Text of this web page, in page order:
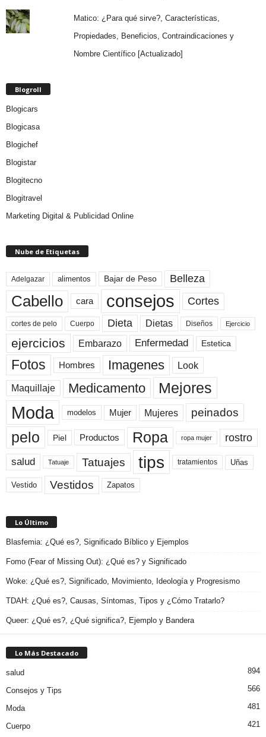
Matico: ¿Para qué sirve?, Características,
Propiedades, Beneficios, Contraindicaciones y
Nombre Científico [Actualizado]
Blogroll
Blogicars
Blogicasa
Blogichef
Blogistar
Blogitecno
Blogitravel
Marketing Digital & Publicidad Online
Nube de Etiquetas
Adelgazar alimentos Bajar de Peso Belleza
Cabello cara consejos Cortes
cortes de pelo Cuerpo Dieta Dietas Diseños Ejercicio
ejercicios Embarazo Enfermedad Estetica
Fotos Hombres Imagenes Look
Maquillaje Medicamento Mejores
Moda modelos Mujer Mujeres peinados
pelo Piel Productos Ropa ropa mujer rostro
salud Tatuaje Tatuajes tips tratamientos Uñas
Vestido Vestidos Zapatos
Lo Último
Blasfemia: ¿Qué es?, Significado Bíblico y Ejemplos
Fomo (Fear of Missing Out): ¿Qué es? y Significado
Woke: ¿Qué es?, Significado, Movimiento, Ideología y Progresismo
TDAH: ¿Qué es?, Causas, Síntomas, Tipos y ¿Cómo Tratarlo?
Queer: ¿Qué es?, ¿Qué significa?, Ejemplo y Bandera
Lo Más Destacado
salud 894
Consejos y Tips 566
Moda 481
Cuerpo 421